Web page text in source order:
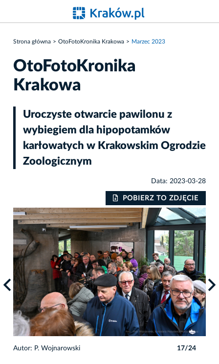
Strona główna OtoFotoKronika Krakowa Marzec 2023
OtoFotoKronika
Krakowa
Uroczyste otwarcie pawilonu z
wybiegiem dla hipopotamków
karłowatych w Krakowskim Ogrodzie
Zoologicznym
Data: 2023-03-28
POBIERZ TO ZDJĘCIE
Autor: P. Wojnarowski 17/24